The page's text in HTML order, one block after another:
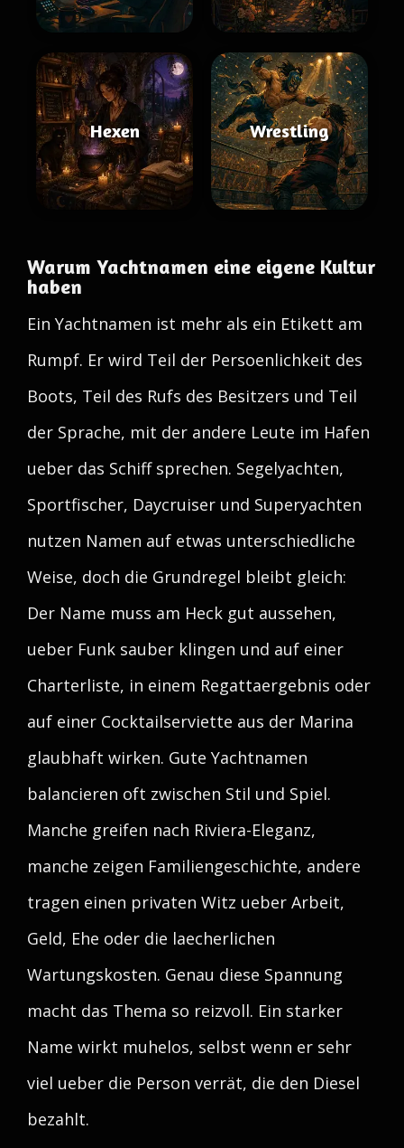
Hexen Wrestling
Warum Yachtnamen eine eigene Kultur
haben
Ein Yachtnamen ist mehr als ein Etikett am
Rumpf. Er wird Teil der Persoenlichkeit des
Boots, Teil des Rufs des Besitzers und Teil
der Sprache, mit der andere Leute im Hafen
ueber das Schiff sprechen. Segelyachten,
Sportfischer, Daycruiser und Superyachten
nutzen Namen auf etwas unterschiedliche
Weise, doch die Grundregel bleibt gleich:
Der Name muss am Heck gut aussehen,
ueber Funk sauber klingen und auf einer
Charterliste, in einem Regattaergebnis oder
auf einer Cocktailserviette aus der Marina
glaubhaft wirken. Gute Yachtnamen
balancieren oft zwischen Stil und Spiel.
Manche greifen nach Riviera-Eleganz,
manche zeigen Familiengeschichte, andere
tragen einen privaten Witz ueber Arbeit,
Geld, Ehe oder die laecherlichen
Wartungskosten. Genau diese Spannung
macht das Thema so reizvoll. Ein starker
Name wirkt muhelos, selbst wenn er sehr
viel ueber die Person verrät, die den Diesel
bezahlt.